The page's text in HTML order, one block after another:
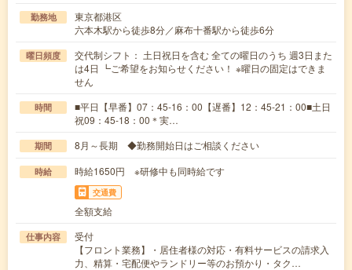
勤務地
東京都港区
六本木駅から徒歩8分／麻布十番駅から徒歩6分
曜日頻度
交代制シフト： 土日祝日を含む 全ての曜日のうち 週3日また
は4日 ┗ご希望をお知らせください！ ※曜日の固定はできま
せん
時間
■平日【早番】07：45-16：00【遅番】12：45-21：00■土日
祝09：45-18：00＊実…
期間 8月～長期 ◆勤務開始日はご相談ください
時給 時給1650円 ※研修中も同時給です
交通費
全額支給
仕事内容
受付
【フロント業務】・居住者様の対応・有料サービスの請求入
力、精算・宅配便やランドリー等のお預かり・タク…